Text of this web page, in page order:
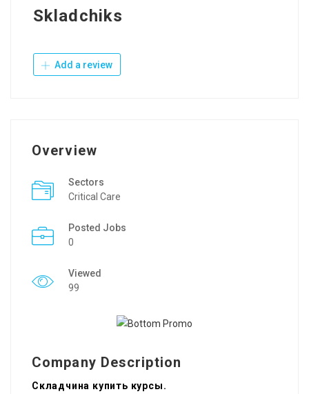
Skladchiks
Add a review
Overview
Sectors
Critical Care
Posted Jobs
0
Viewed
99
Company Description
Складчина купить курсы.